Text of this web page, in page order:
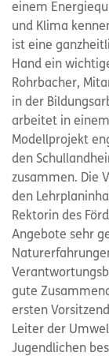
einem
und Klima
ist eine
Hand ein
Rohrbacher,
in der
arbeitet in
Modellprojekt
den
zusammen. Die
den
Rektorin des
Angebote sehr
gute
ersten
Leiter der
Jugendlichen